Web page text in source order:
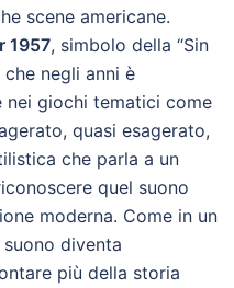
scene americane.
1957, simbolo della “Sin
negli anni è
nei giochi tematici come
quasi esagerato,
che parla a un
quel suono
moderna. Come in un
diventa
più della storia